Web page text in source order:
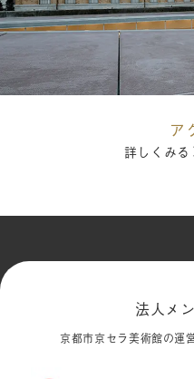
ア
詳しくみる
法人メ
京都市京セラ美術館の運